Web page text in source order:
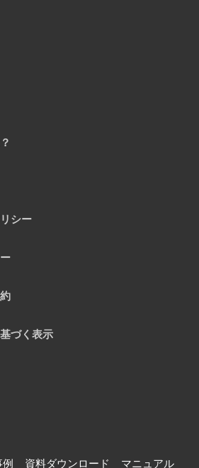
シー
づく表示
資料ダウンロード マニュアル